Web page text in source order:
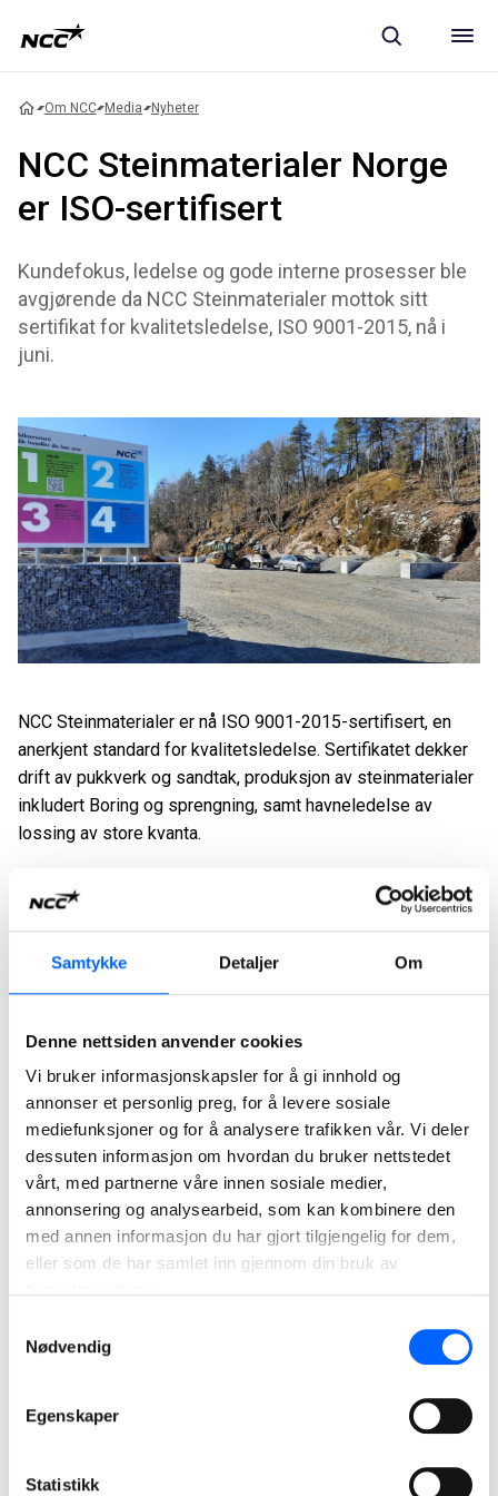
Samtykke Detaljer Om
Denne nettsiden anvender cookies
Vi bruker informasjonskapsler for å gi innhold og
annonser et personlig preg, for å levere sosiale
mediefunksjoner og for å analysere trafikken vår. Vi deler
dessuten informasjon om hvordan du bruker nettstedet
vårt, med partnerne våre innen sosiale medier,
annonsering og analysearbeid, som kan kombinere den
med annen informasjon du har gjort tilgjengelig for dem,
eller som de har samlet inn gjennom din bruk av
Nødvendig
Egenskaper
Statistikk
Om NCC Media Nyheter
NCC Steinmaterialer Norge
er ISO-sertifisert
Kundefokus, ledelse og gode interne prosesser ble
avgjørende da NCC Steinmaterialer mottok sitt
sertifikat for kvalitetsledelse, ISO 9001-2015, nå i
juni.
NCC Steinmaterialer er nå ISO 9001-2015-sertifisert, en
anerkjent standard for kvalitetsledelse. Sertifikatet dekker
drift av pukkverk og sandtak, produksjon av steinmaterialer
inkludert Boring og sprengning, samt havneledelse av
lossing av store kvanta.
gjort rundt kvalitetssikring internt. Alle våre avdelingssjefer
har jobbet systematisk for å hele tiden forbedret prosesser
og interne rutiner i Steinmaterialer Norge. Jeg er veldig
stolt over å ha fått dette sertifikatet, sier direktør i
Det var allerede to NCC-havner som var ISO-sertifisert,
henholdsvis Valberg og på Helle, så systemene lå til rette
for at hele Steinmaterialer kunne få sertifikatet. Det er
revisjonsfirmaet Kiwa som har stått for den eksterne
revisjonen som ble gjort i oktober i 2020.
- Etter første revisjonsrunde fikk vi et par enkle avvik som
vi enkelt kunne lukke. Vi har et godt samarbeid med Kiwa,
og vi har fått gode tilbakemeldinger på hva vi kan fortsette
dokumentasjonsmengden. Det handler om å lære å jobbe
smartere, noe vi alltid ønsker, sier KS-leder i
Virksomhetsrapport for hyppigere oppfølging
Et av tiltakene som har blitt satt er en halvårig oppdatering